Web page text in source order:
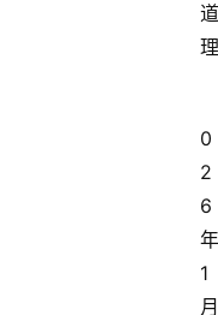
道
理
0
2
6
年
1
月